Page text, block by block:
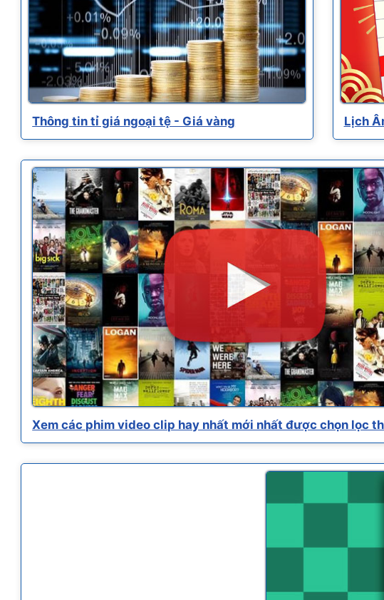
Thông tin tỉ giá ngoại tệ - Giá vàng Lịch
Xem các phim video clip hay nhất mới nhất được chọn lọc